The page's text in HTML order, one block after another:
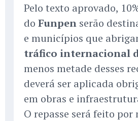
Pelo texto aprovado,
do Funpen serão
e municípios que
tráfico internacional
menos metade desses
deverá ser aplicada
em obras e
O repasse será feito por